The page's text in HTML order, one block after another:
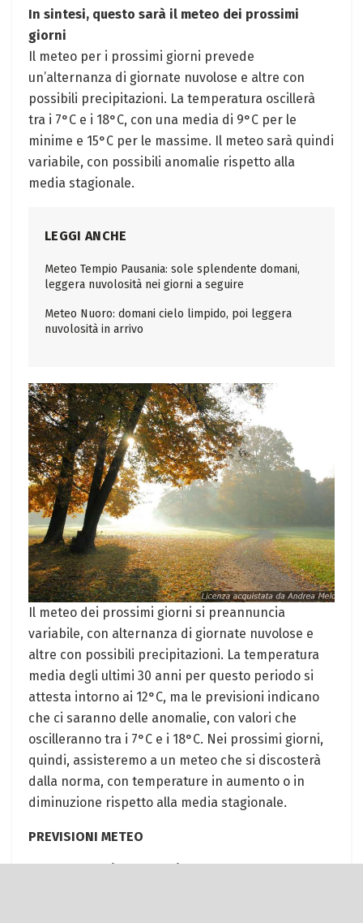
In sintesi, questo sarà⁢ il meteo dei prossimi
giorni
Il meteo per i prossimi⁤ giorni prevede
un’alternanza di giornate nuvolose e⁤ altre con
possibili precipitazioni. La temperatura⁣ oscillerà⁣
tra i 7°C e i 18°C, con una media di 9°C per le
minime e 15°C per le massime. Il meteo sarà‌ quindi‍
variabile, con possibili anomalie rispetto alla
media stagionale.
LEGGI ANCHE
Meteo Tempio Pausania: sole splendente domani,
leggera nuvolosità nei giorni a seguire
Meteo Nuoro: domani cielo limpido, poi leggera
nuvolosità in arrivo
Il meteo dei prossimi giorni si ​preannuncia
variabile, ⁢con‍ alternanza di giornate⁣ nuvolose e
altre con possibili‍ precipitazioni. La temperatura
media ⁢degli ultimi 30 anni per questo periodo ‍si
attesta intorno ai 12°C, ma le previsioni indicano
che ci saranno delle ‍anomalie, con valori che
oscilleranno tra i 7°C e ‌i 18°C. Nei prossimi⁢ giorni,
quindi, assisteremo a un meteo che si discosterà
dalla norma, con temperature in aumento o in
‌diminuzione rispetto alla media stagionale.
PREVISIONI METEO